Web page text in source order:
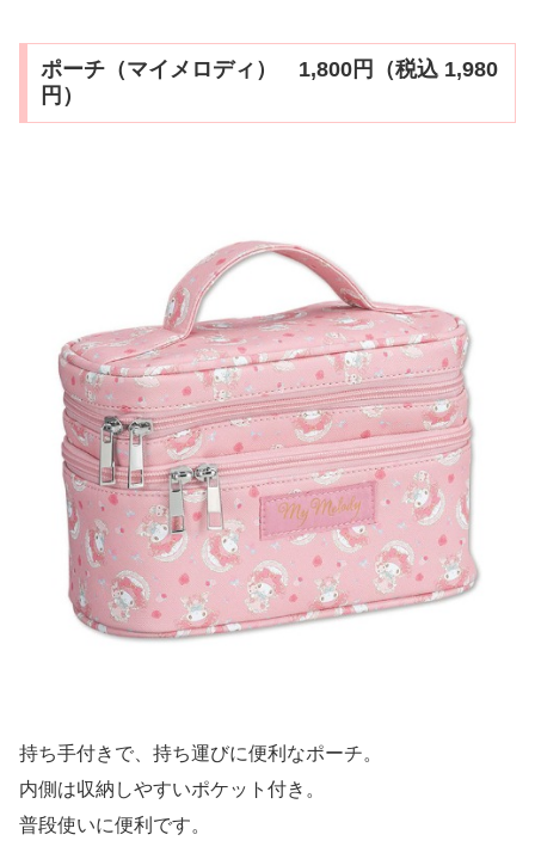
ポーチ（マイメロディ） 1,800円（税込 1,980
円）
持ち手付きで、持ち運びに便利なポーチ。
内側は収納しやすいポケット付き。
普段使いに便利です。